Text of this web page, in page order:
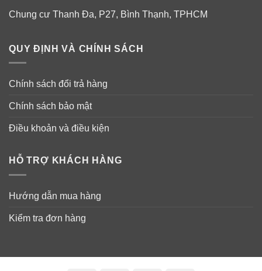
Chung cư Thanh Đa, P27, Bình Thạnh, TPHCM
QUY ĐỊNH VÀ CHÍNH SÁCH
Chính sách đổi trả hàng
Chính sách bảo mật
Điều khoản và điều kiện
HỖ TRỢ KHÁCH HÀNG
Hướng dẫn mua hàng
Kiểm tra đơn hàng